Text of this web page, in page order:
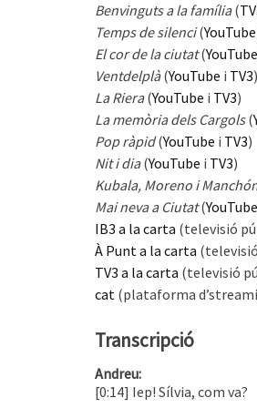
Benvinguts a la família(
Temps de silenci(YouTube
El cor de la ciutat(YouTube
Ventdelplà(YouTube i TV3)
La Riera(YouTube i TV3)
La memòria dels Cargols(
Pop ràpid(YouTube i TV3)
Nit i dia(YouTube i TV3)
Kubala, Moreno i
Mai neva a Ciutat(YouTube
IB3 a la carta (televisió
À Punt a la carta
TV3 a la carta (televisió
cat (plataforma
Transcripció
Andreu:
[0:14] Iep! Sílvia, com va?